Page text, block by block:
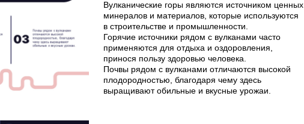
Вулканические горы являются источником ценных
минералов и материалов, которые используются
в строительстве и промышленности.
Горячие источники рядом с вулканами часто
применяются для отдыха и оздоровления,
принося пользу здоровью человека.
Почвы рядом с вулканами отличаются высокой
плодородностью, благодаря чему здесь
выращивают обильные и вкусные урожаи.